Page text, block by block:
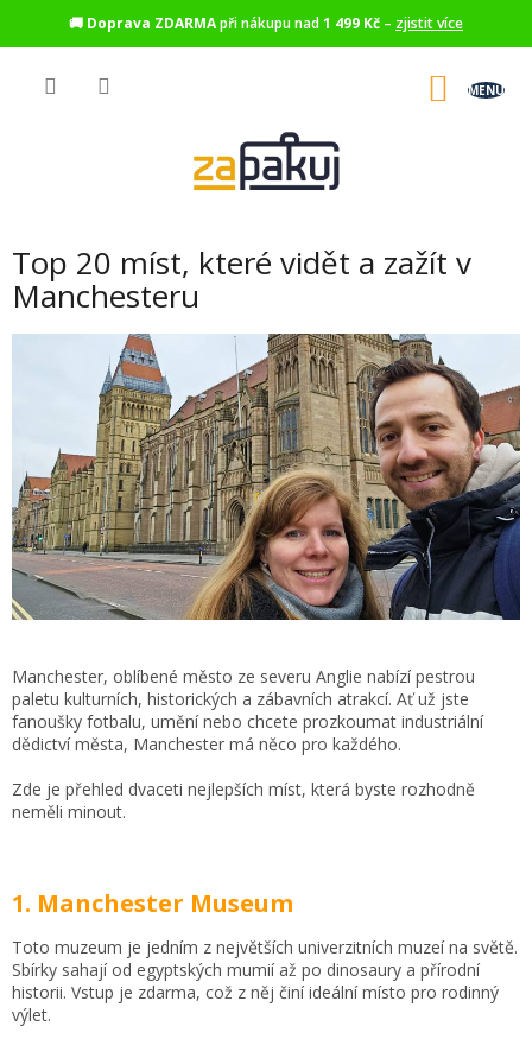
🚚 Doprava ZDARMApři nákupu nad1 499 Kč – zjistit více
Top 20 míst, které vidět a zažít v
Manchesteru
Manchester, oblíbené město ze severu Anglie nabízí pestrou
paletu kulturních, historických a zábavních atrakcí. Ať už jste
fanoušky fotbalu, umění nebo chcete prozkoumat industriální
dědictví města, Manchester má něco pro každého.
Zde je přehled dvaceti nejlepších míst, která byste rozhodně
neměli minout.
1. Manchester Museum
Toto muzeum je jedním z největších univerzitních muzeí na světě.
Sbírky sahají od egyptských mumií až po dinosaury a přírodní
historii. Vstup je zdarma, což z něj činí ideální místo pro rodinný
výlet.